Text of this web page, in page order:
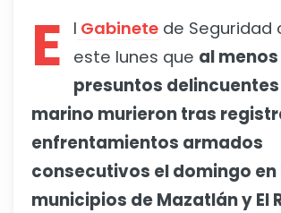
E l Gabinete de Seguridad
este lunes que al menos
presuntos delincuentes
marino murieron tras
enfrentamientos armados
consecutivos el domingo en
municipios de Mazatlán y El